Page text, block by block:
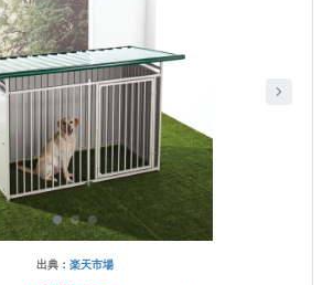
出典： 楽天市場